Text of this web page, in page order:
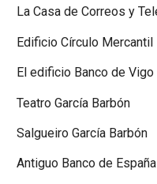
La Casa de Correos y
Edificio Círculo Mercantil
El edificio Banco de
Teatro García Barbón
Salgueiro García Barbón
Antiguo Banco de